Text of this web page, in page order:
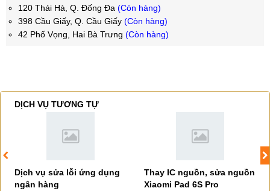
120 Thái Hà, Q. Đống Đa (Còn hàng)
398 Cầu Giấy, Q. Cầu Giấy (Còn hàng)
42 Phố Vọng, Hai Bà Trưng (Còn hàng)
DỊCH VỤ TƯƠNG TỰ
Dịch vụ sửa lỗi ứng dụng
ngân hàng
Thay IC nguồn, sửa nguồn
Xiaomi Pad 6S Pro